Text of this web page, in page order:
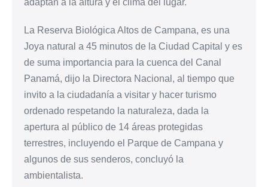
La Reserva Biológica Altos de Campana, es una
Joya natural a 45 minutos de la Ciudad Capital y es
de suma importancia para la cuenca del Canal
Panamá, dijo la Directora Nacional, al tiempo que
invito a la ciudadanía a visitar y hacer turismo
ordenado respetando la naturaleza, dada la
apertura al público de 14 áreas protegidas
terrestres, incluyendo el Parque de Campana y
algunos de sus senderos, concluyó la
ambientalista.